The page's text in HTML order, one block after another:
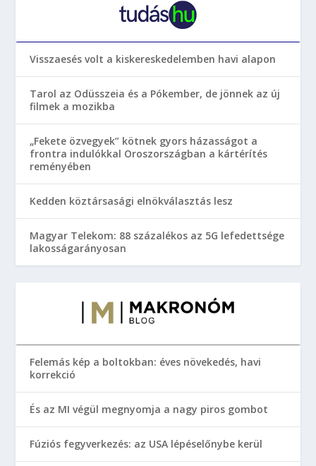
Visszaesés volt a kiskereskedelemben havi alapon
Tarol az Odüsszeia és a Pókember, de jönnek az új
filmek a mozikba
„Fekete özvegyek” kötnek gyors házasságot a
frontra indulókkal Oroszországban a kártérítés
reményében
Kedden köztársasági elnökválasztás lesz
Magyar Telekom: 88 százalékos az 5G lefedettsége
lakosságarányosan
Felemás kép a boltokban: éves növekedés, havi
korrekció
És az MI végül megnyomja a nagy piros gombot
Fúziós fegyverkezés: az USA lépéselőnybe kerül